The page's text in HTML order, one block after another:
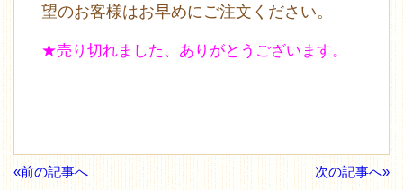
望のお客様はお早めにご注文ください。
★売り切れました、ありがとうございます。
«前の記事へ
次の記事へ»